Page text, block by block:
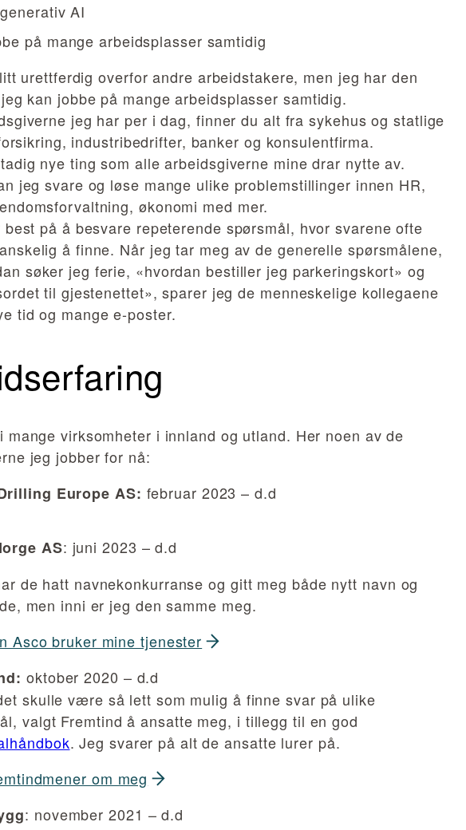
AI
på mange arbeidsplasser samtidig
urettferdig overfor andre arbeidstakere, men jeg har den
kan jobbe på mange arbeidsplasser samtidig.
jeg har per i dag, finner du alt fra sykehus og statlige
industribedrifter, banker og konsulentfirma.
nye ting som alle arbeidsgiverne mine drar nytte av.
jeg svare og løse mange ulike problemstillinger innen HR,
økonomi med mer.
på å besvare repeterende spørsmål, hvor svarene ofte
å finne. Når jeg tar meg av de generelle spørsmålene,
søker jeg ferie, «hvordan bestiller jeg parkeringskort» og
til gjestenettet», sparer jeg de menneskelige kollegaene
tid og mange e-poster.
mange virksomheter i innland og utland. Her noen av de
jeg jobber for nå:
Europe AS: februar 2023 – d.d
AS: juni 2023 – d.d
de hatt navnekonkurranse og gitt meg både nytt navn og
men inni er jeg den samme meg.
Asco bruker mine tjenester
oktober 2020 – d.d
skulle være så lett som mulig å finne svar på ulike
valgt Fremtind å ansatte meg, i tillegg til en god
. Jeg svarer på alt de ansatte lurer på.
dmener om meg
: november 2021 – d.d